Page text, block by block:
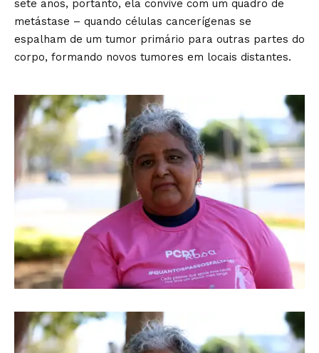
sete anos, portanto, ela convive com um quadro de
metástase – quando células cancerígenas se
espalham de um tumor primário para outras partes do
corpo, formando novos tumores em locais distantes.